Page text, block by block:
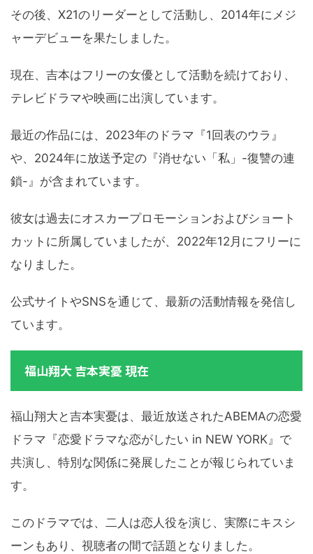
その後、X21のリーダーとして活動し、2014年にメジ
ャーデビューを果たしました。
現在、吉本はフリーの女優として活動を続けており、
テレビドラマや映画に出演しています。
最近の作品には、2023年のドラマ『1回表のウラ』
や、2024年に放送予定の『消せない「私」-復讐の連
鎖-』が含まれています。
彼女は過去にオスカープロモーションおよびショート
カットに所属していましたが、2022年12月にフリーに
なりました。
公式サイトやSNSを通じて、最新の活動情報を発信し
ています。
福山翔大 吉本実憂 現在
福山翔大と吉本実憂は、最近放送されたABEMAの恋愛
ドラマ『恋愛ドラマな恋がしたい in NEW YORK』で
共演し、特別な関係に発展したことが報じられていま
す。
このドラマでは、二人は恋人役を演じ、実際にキスシ
ーンもあり、視聴者の間で話題となりました。